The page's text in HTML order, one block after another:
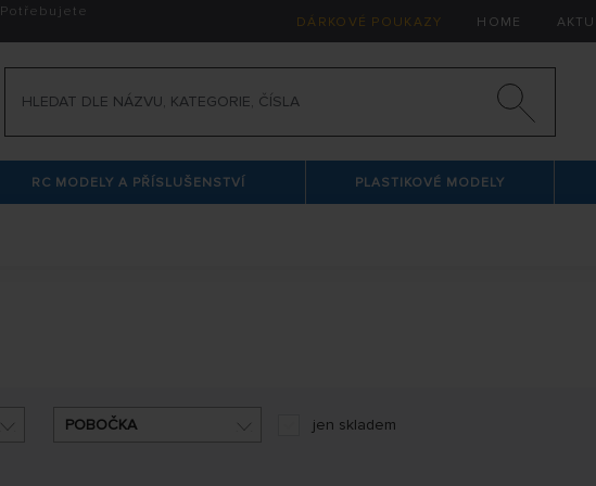
Potřebujete
DÁRKOVÉ POUKAZY HOME
RC MODELY A PŘÍSLUŠENSTVÍ PLASTIKOVÉ MODELY
POBOČKA jen skladem